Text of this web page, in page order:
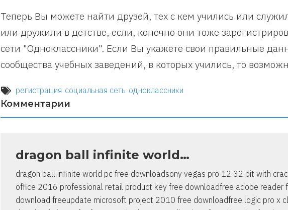
Теперь Вы можете найти друзей, тех с кем учились или
или дружили в детстве, если, конечно они тоже
сети "Одноклассники". Если Вы укажете свои правильные
сообщества учебных заведений, в которых учились, то
регистрация социальная сеть одноклассники
Комментарии
dragon ball infinite world…
dragon ball infinite world pc free downloadsony vegas pro 12 32 bit with
office 2016 professional retail product key free downloadfree adobe reader
download freeupdate microsoft project 2010 free downloadfree logic pro x